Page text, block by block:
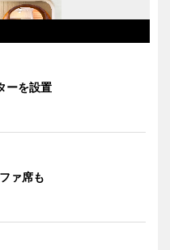
ーを設置
ァ席も